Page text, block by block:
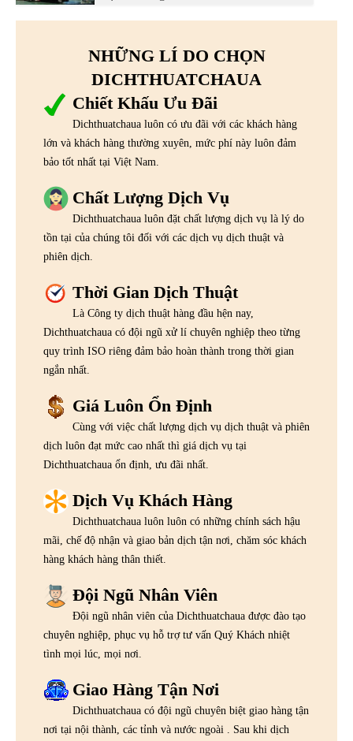
NHỮNG LÍ DO CHỌN
DICHTHUATCHAUA
Chiết Khấu Ưu Đãi
Dichthuatchaua luôn có ưu đãi với các khách hàng
lớn và khách hàng thường xuyên, mức phí này luôn đảm
bảo tốt nhất tại Việt Nam.
Chất Lượng Dịch Vụ
Dichthuatchaua luôn đặt chất lượng dịch vụ là lý do
tồn tại của chúng tôi đối với các dịch vụ dịch thuật và
phiên dịch.
Thời Gian Dịch Thuật
Là Công ty dịch thuật hàng đầu hện nay,
Dichthuatchaua có đội ngũ xử lí chuyên nghiệp theo từng
quy trình ISO riêng đảm bảo hoàn thành trong thời gian
ngắn nhất.
Giá Luôn Ổn Định
Cùng với việc chất lượng dịch vụ dịch thuật và phiên
dịch luôn đạt mức cao nhất thì giá dịch vụ tại
Dichthuatchaua ổn định, ưu đãi nhất.
Dịch Vụ Khách Hàng
Dichthuatchaua luôn luôn có những chính sách hậu
mãi, chế độ nhận và giao bản dịch tận nơi, chăm sóc khách
hàng khách hàng thân thiết.
Đội Ngũ Nhân Viên
Đội ngũ nhân viên của Dichthuatchaua được đào tạo
chuyên nghiệp, phục vụ hỗ trợ tư vấn Quý Khách nhiệt
tình mọi lúc, mọi nơi.
Giao Hàng Tận Nơi
Dichthuatchaua có đội ngũ chuyên biệt giao hàng tận
nơi tại nội thành, các tỉnh và nước ngoài . Sau khi dịch